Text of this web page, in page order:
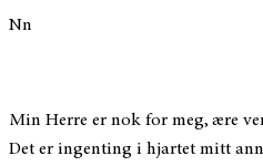
Nn
Min Herre er nok for meg, ære
Det er ingenting i hjartet mitt